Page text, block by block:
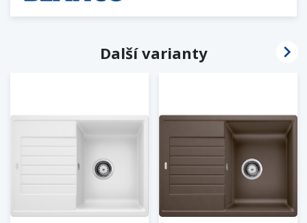
Další varianty 